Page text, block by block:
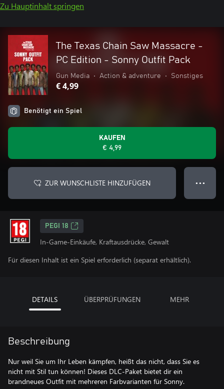
Zu Hauptinhalt springen
The Texas Chain Saw Massacre -
PC Edition - Sonny Outfit Pack
Gun Media • Action & adventure • Sonstiges
€ 4,99
Benötigt ein Spiel
KAUFEN
€ 4,99
ZUR WUNSCHLISTE HINZUFÜGEN ● ● ●
PEGI 18
In-Game-Einkäufe, Kraftausdrücke, Gewalt
Für diesen Inhalt ist ein Spiel erforderlich (separat erhältlich).
DETAILS ÜBERPRÜFUNGEN MEHR
Beschreibung
Nur weil Sie um Ihr Leben kämpfen, heißt das nicht, dass Sie es
nicht mit Stil tun können! Dieses DLC-Paket bietet dir ein
brandneues Outfit mit mehreren Farbvarianten für Sonny.